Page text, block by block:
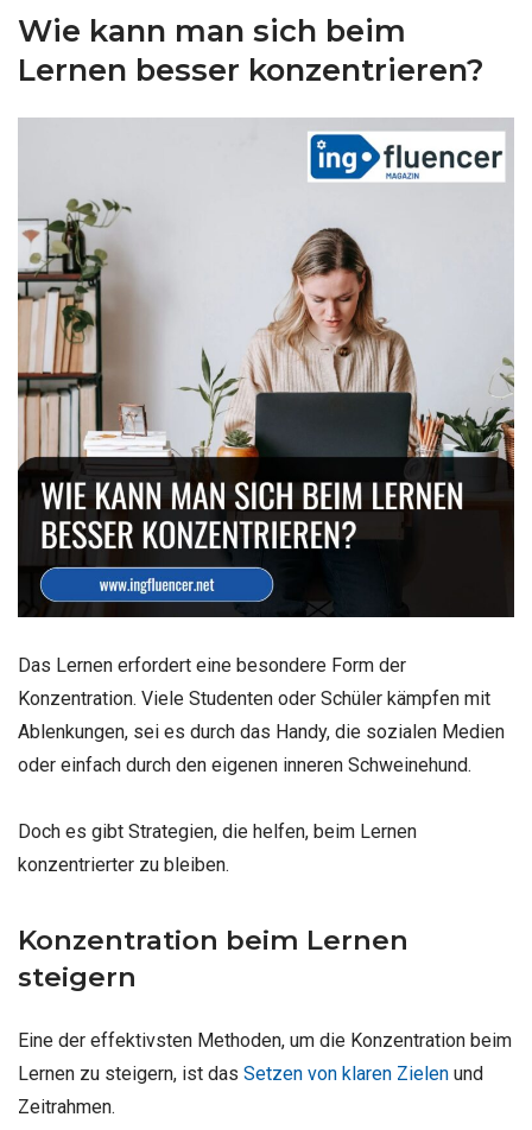
Wie kann man sich beim
Lernen besser konzentrieren?
Das Lernen erfordert eine besondere Form der
Konzentration. Viele Studenten oder Schüler kämpfen mit
Ablenkungen, sei es durch das Handy, die sozialen Medien
oder einfach durch den eigenen inneren Schweinehund.
Doch es gibt Strategien, die helfen, beim Lernen
konzentrierter zu bleiben.
Konzentration beim Lernen
steigern
Eine der effektivsten Methoden, um die Konzentration beim
Lernen zu steigern, ist das Setzen von klaren Zielen und
Zeitrahmen.